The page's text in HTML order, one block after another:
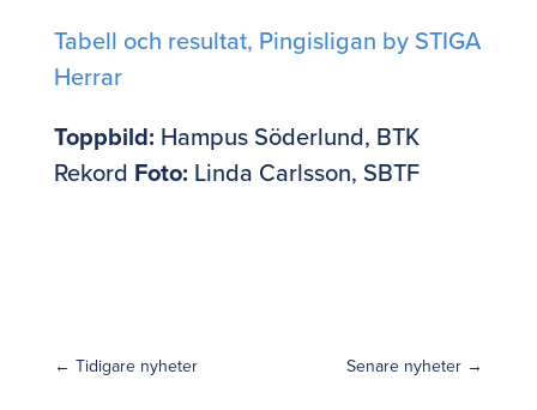
Tabell och resultat, Pingisligan by STIGA
Herrar
Toppbild: Hampus Söderlund, BTK
Rekord Foto: Linda Carlsson, SBTF
← Tidigare nyheter Senare nyheter →